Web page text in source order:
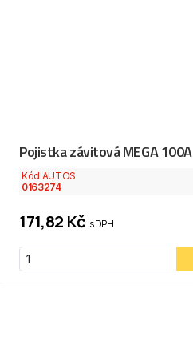
Pojistka závitová MEGA 100A
Kód AUTOS
0163274
171,82 Kč s DPH